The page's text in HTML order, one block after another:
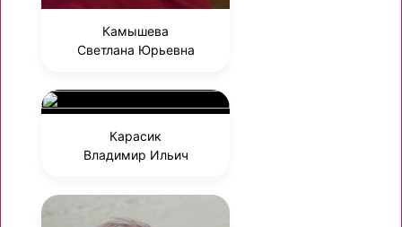
Камышева
Светлана Юрьевна
Карасик
Владимир Ильич